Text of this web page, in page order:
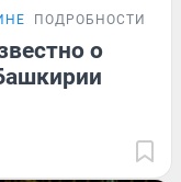
ПОДРОБНОСТИ
о